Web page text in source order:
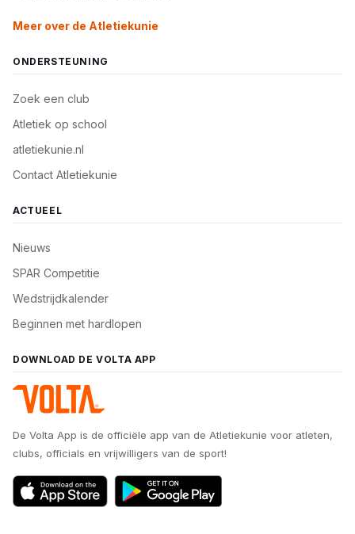
Meer over de Atletiekunie
ONDERSTEUNING
Zoek een club
Atletiek op school
atletiekunie.nl
Contact Atletiekunie
ACTUEEL
Nieuws
SPAR Competitie
Wedstrijdkalender
Beginnen met hardlopen
DOWNLOAD DE VOLTA APP
De Volta App is de officiële app van de Atletiekunie voor atleten,
clubs, officials en vrijwilligers van de sport!